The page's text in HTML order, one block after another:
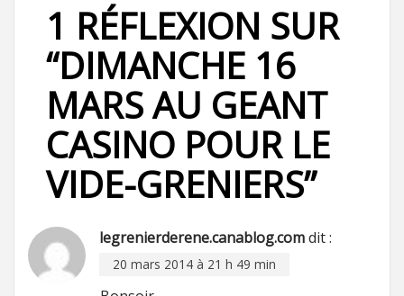
1 RÉFLEXION SUR
“DIMANCHE 16
MARS AU GEANT
CASINO POUR LE
VIDE-GRENIERS”
legrenierderene.canablog.comdit :
20 mars 2014 à 21 h 49 min